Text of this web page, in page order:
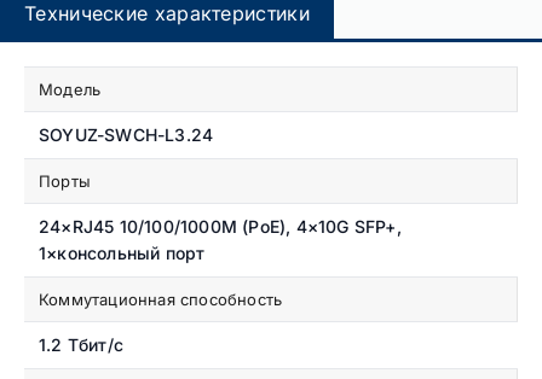
Технические характеристики
Модель
SOYUZ-SWCH-L3.24
Порты
24×RJ45 10/100/1000M (PoE), 4×10G SFP+,
1×консольный порт
Коммутационная способность
1.2 Тбит/с